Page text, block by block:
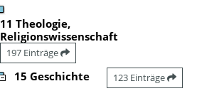
11 Theologie,
Religionswissenschaft
197 Einträge
15 Geschichte 123 Einträge